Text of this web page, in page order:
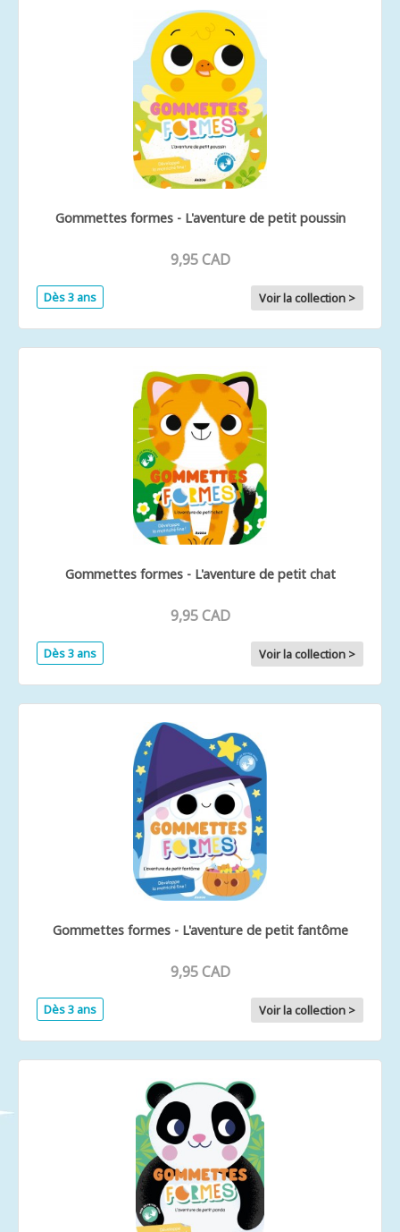
Gommettes formes - L'aventure de petit poussin
9,95 CAD
Dès 3 ans Voir la collection >
Gommettes formes - L'aventure de petit chat
9,95 CAD
Dès 3 ans Voir la collection >
Gommettes formes - L'aventure de petit fantôme
9,95 CAD
Dès 3 ans Voir la collection >